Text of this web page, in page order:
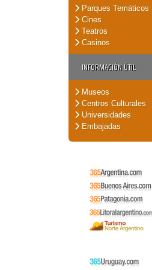
Parques Temáticos
Cines
Teatros
Casinos
INFORMACIÓN ÚTIL
Museos
Centros Culturales
Universidades
Embajadas